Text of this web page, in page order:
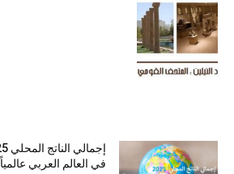
في العالم العربي عالمياً